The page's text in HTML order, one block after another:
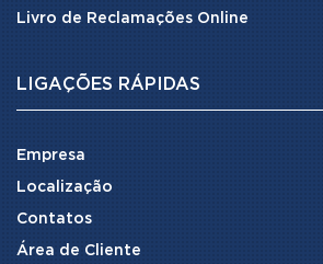
Livro de Reclamações Online
LIGAÇÕES RÁPIDAS
Empresa
Localização
Contatos
Área de Cliente